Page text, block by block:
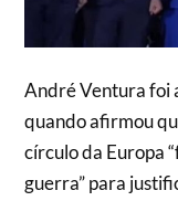
André Ventura foi
quando afirmou
círculo da Europa
guerra” para